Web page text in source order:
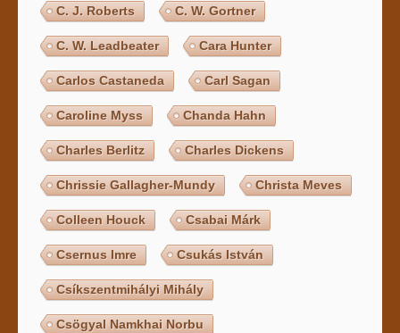
C. J. Roberts C. W. Gortner
C. W. Leadbeater Cara Hunter
Carlos Castaneda Carl Sagan
Caroline Myss Chanda Hahn
Charles Berlitz Charles Dickens
Chrissie Gallagher-Mundy Christa Meves
Colleen Houck Csabai Márk
Csernus Imre Csukás István
Csíkszentmihályi Mihály
Csögyal Namkhai Norbu